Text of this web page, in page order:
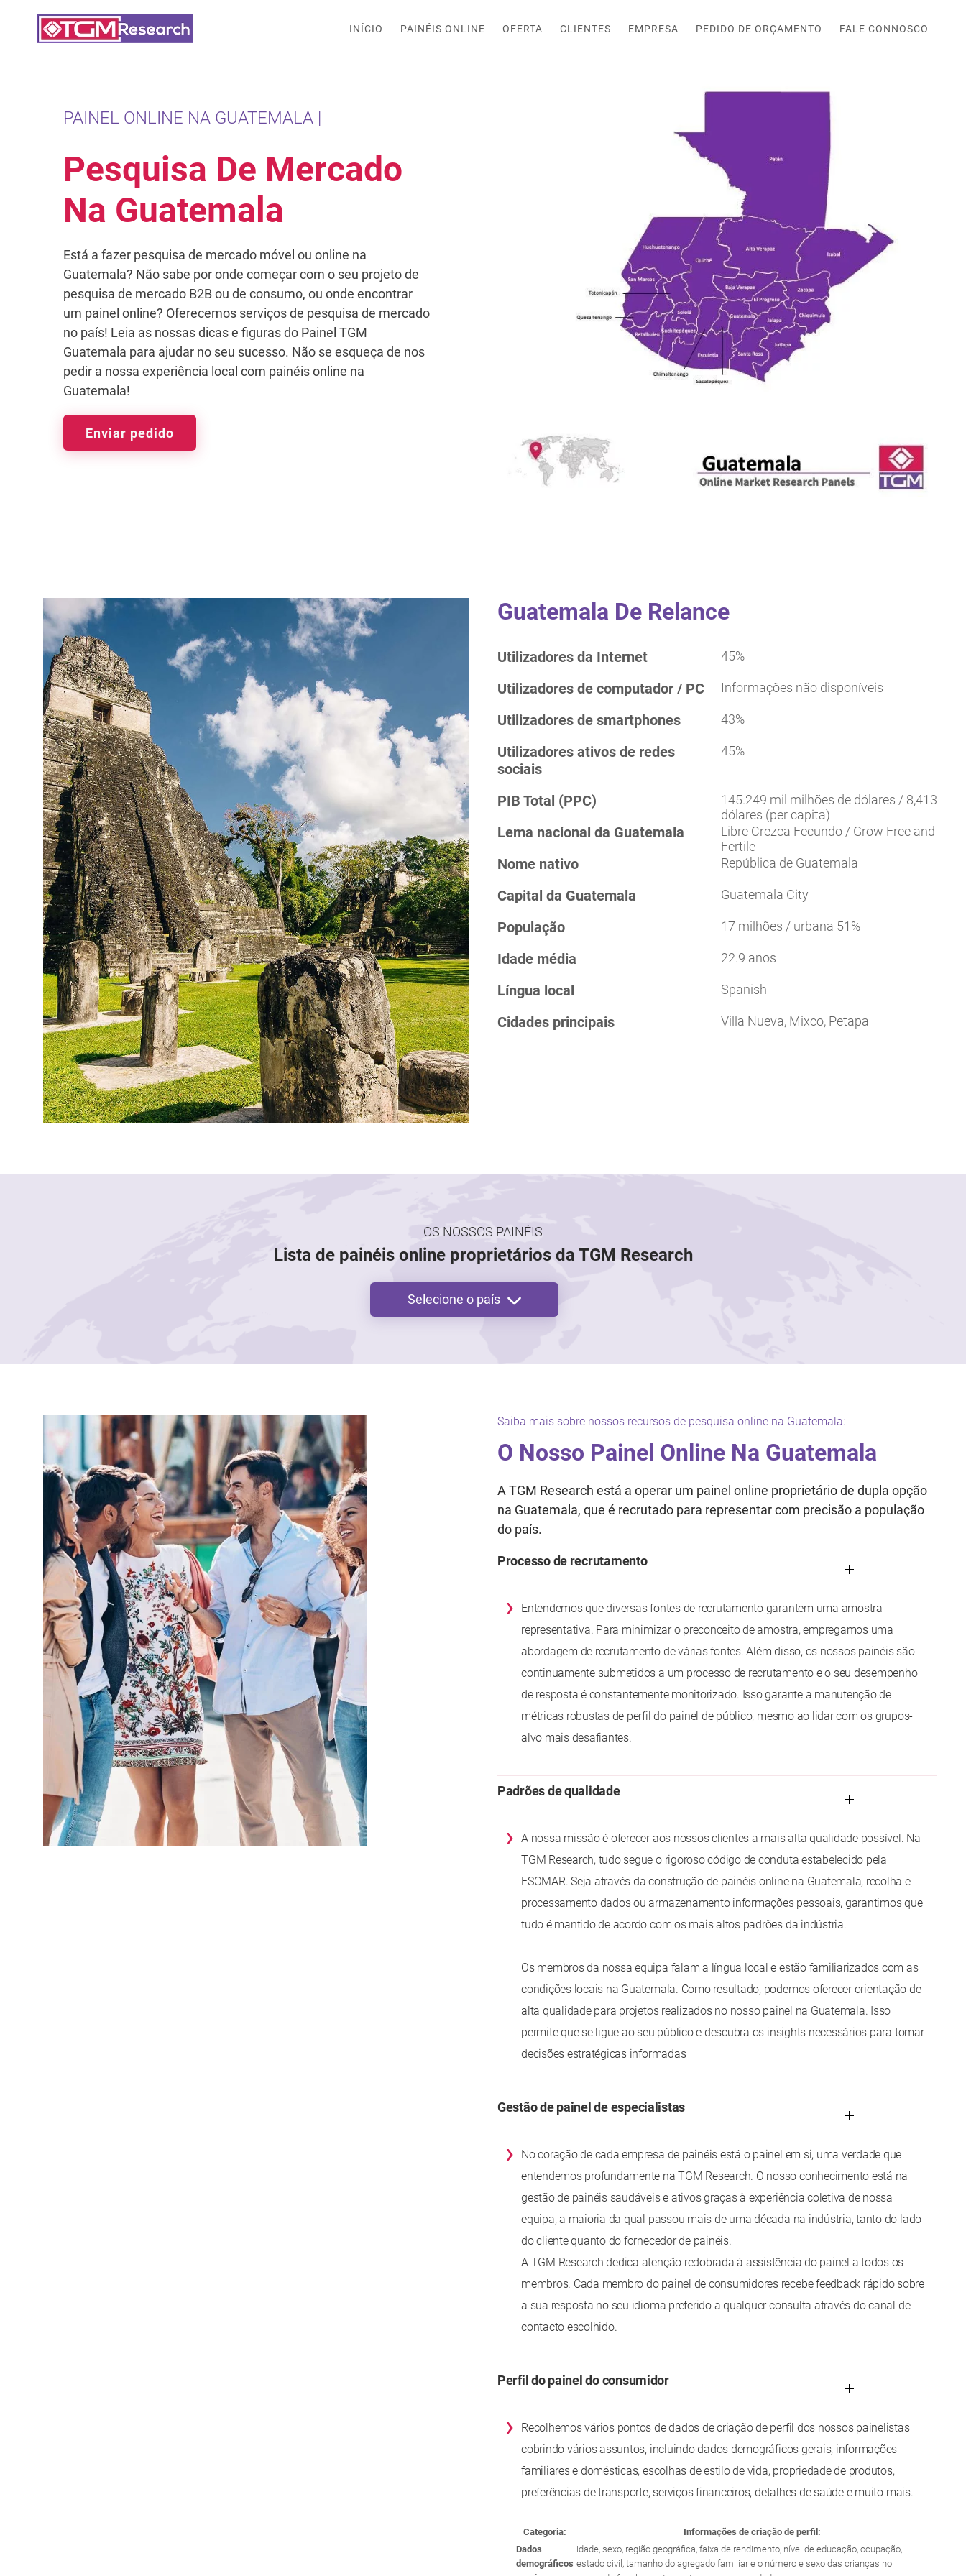
Saltar para o conteúdo principal INÍCIO PAINÉIS ONLINE OFERTA CLIENTES EMPRESA PEDIDO DE ORÇAMENTO FALE CONNOSCO
PAINEL ONLINE NA GUATEMALA |
Pesquisa De Mercado
Na Guatemala
Está a fazer pesquisa de mercado móvel ou online na
Guatemala? Não sabe por onde começar com o seu projeto de
pesquisa de mercado B2B ou de consumo, ou onde encontrar
um painel online? Oferecemos serviços de pesquisa de mercado
no país! Leia as nossas dicas e figuras do Painel TGM
Guatemala para ajudar no seu sucesso. Não se esqueça de nos
pedir a nossa experiência local com painéis online na
Guatemala!
Enviar pedido
Guatemala De Relance
Utilizadores da Internet 45%
Utilizadores de computador / PC Informações não disponíveis
Utilizadores de smartphones 43%
Utilizadores ativos de redes
sociais
45%
PIB Total (PPC)
145.249 mil milhões de dólares / 8,413
dólares (per capita)
Lema nacional da Guatemala
Libre Crezca Fecundo / Grow Free and
Fertile
Nome nativo República de Guatemala
Capital da Guatemala Guatemala City
População 17 milhões / urbana 51%
Idade média 22.9 anos
Língua local Spanish
Cidades principais Villa Nueva, Mixco, Petapa
OS NOSSOS PAINÉIS
Lista de painéis online proprietários da TGM Research
Selecione o país
Saiba mais sobre nossos recursos de pesquisa online na Guatemala:
O Nosso Painel Online Na Guatemala
A TGM Research está a operar um painel online proprietário de dupla opção
na Guatemala, que é recrutado para representar com precisão a população
do país.
Processo de recrutamento
›
Entendemos que diversas fontes de recrutamento garantem uma amostra
representativa. Para minimizar o preconceito de amostra, empregamos uma
abordagem de recrutamento de várias fontes. Além disso, os nossos painéis são
continuamente submetidos a um processo de recrutamento e o seu desempenho
de resposta é constantemente monitorizado. Isso garante a manutenção de
métricas robustas de perfil do painel de público, mesmo ao lidar com os grupos-
alvo mais desafiantes.
Padrões de qualidade
› A nossa missão é oferecer aos nossos clientes a mais alta qualidade possível. Na
TGM Research, tudo segue o rigoroso código de conduta estabelecido pela
ESOMAR. Seja através da construção de painéis online na Guatemala, recolha e
processamento dados ou armazenamento informações pessoais, garantimos que
tudo é mantido de acordo com os mais altos padrões da indústria.
Os membros da nossa equipa falam a língua local e estão familiarizados com as
condições locais na Guatemala. Como resultado, podemos oferecer orientação de
alta qualidade para projetos realizados no nosso painel na Guatemala. Isso
permite que se ligue ao seu público e descubra os insights necessários para tomar
decisões estratégicas informadas
Gestão de painel de especialistas
›
No coração de cada empresa de painéis está o painel em si, uma verdade que
entendemos profundamente na TGM Research. O nosso conhecimento está na
gestão de painéis saudáveis e ativos graças à experiência coletiva de nossa
equipa, a maioria da qual passou mais de uma década na indústria, tanto do lado
do cliente quanto do fornecedor de painéis.
A TGM Research dedica atenção redobrada à assistência do painel a todos os
membros. Cada membro do painel de consumidores recebe feedback rápido sobre
a sua resposta no seu idioma preferido a qualquer consulta através do canal de
contacto escolhido.
Perfil do painel do consumidor
›
Recolhemos vários pontos de dados de criação de perfil dos nossos painelistas
cobrindo vários assuntos, incluindo dados demográficos gerais, informações
familiares e domésticas, escolhas de estilo de vida, propriedade de produtos,
preferências de transporte, serviços financeiros, detalhes de saúde e muito mais.
Categoria:
Informações de criação de perfil:
Dados
demográficos
idade, sexo, região geográfica, faixa de rendimento, nível de educação, ocupação,
estado civil, tamanho do agregado familiar e o número e sexo das crianças no